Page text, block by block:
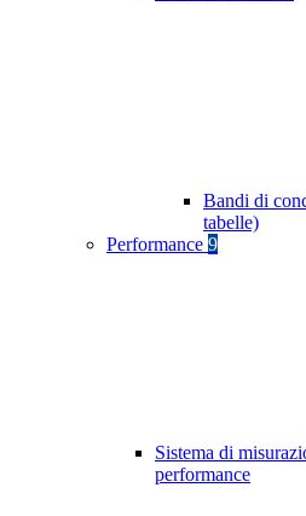
Bandi di
tabelle)
Performance 9
Sistema di
performance